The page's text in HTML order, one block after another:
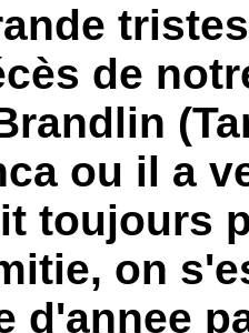
de
ou il a
toujours
on
d'annee